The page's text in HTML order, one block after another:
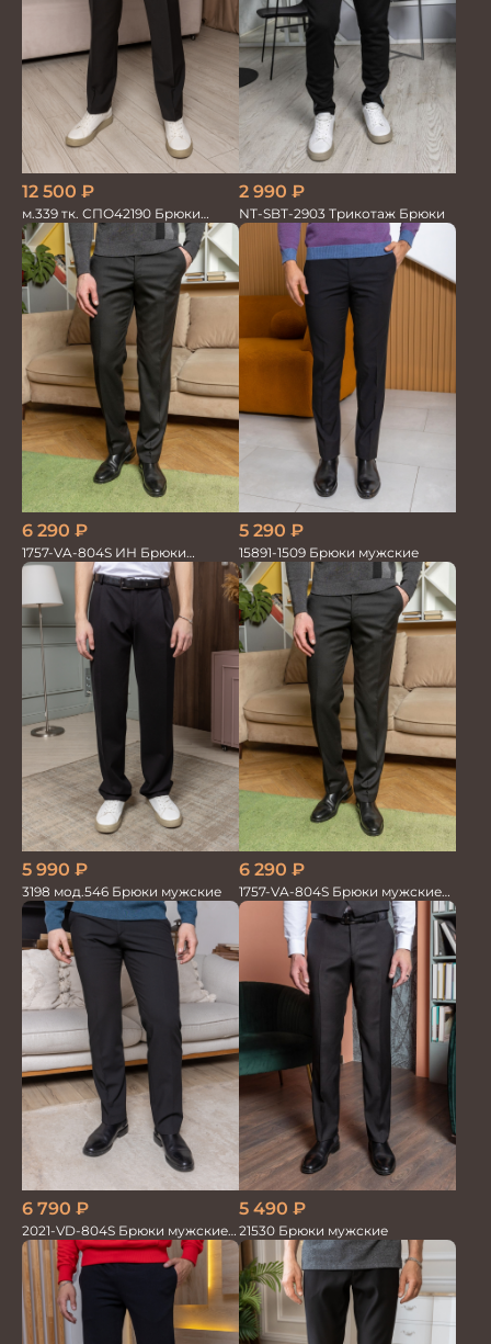
12 500 ₽
м.339 тк. СПО42190 Брюки
мужские черные однотон
2 990 ₽
NT-SBT-2903 Трикотаж Брюки
6 290 ₽
1757-VA-804S ИН Брюки
мужские черн. однотон.
5 290 ₽
15891-1509 Брюки мужские
5 990 ₽
3198 мод.546 Брюки мужские
6 290 ₽
1757-VA-804S Брюки мужские
черн. однотон.
6 790 ₽
2021-VD-804S Брюки мужские
черные однотонные
5 490 ₽
21530 Брюки мужские